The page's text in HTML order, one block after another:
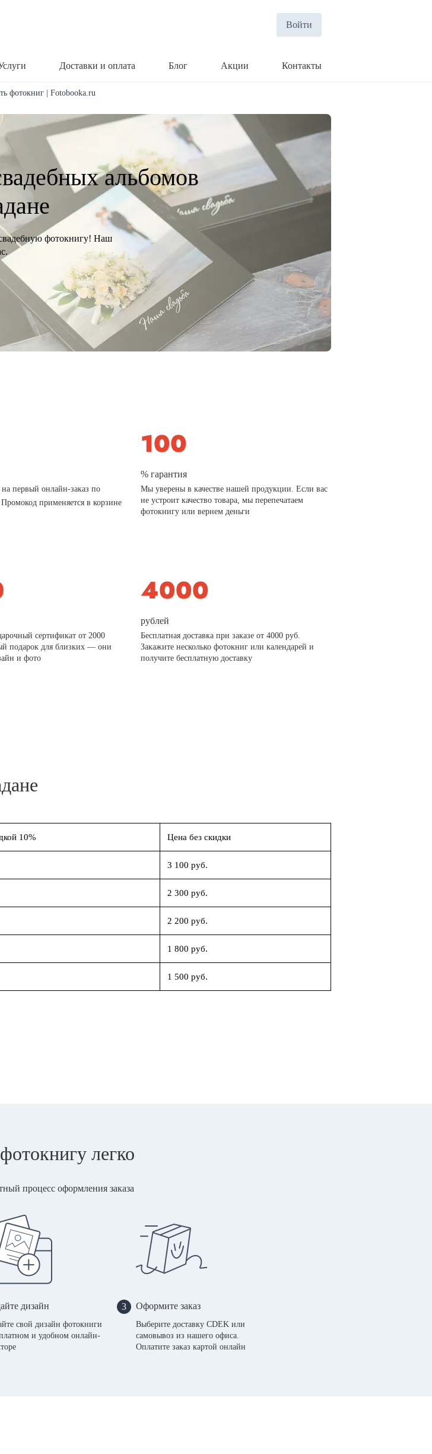
Войти
Доставки и оплата Блог Акции Контакты
фотокниг | Fotobooka.ru
альбомов
фотокнигу! Наш
первый онлайн-заказ по
. Промокод применяется в корзине
% гарантия
Мы уверены в качестве нашей продукции. Если вас
не устроит качество товара, мы перепечатаем
фотокнигу или вернем деньги
сертификат от 2000
подарок для близких — они
и фото
рублей
Бесплатная доставка при заказе от 4000 руб.
Закажите несколько фотокниг или календарей и
получите бесплатную доставку
10% Цена без скидки
3 100 руб.
2 300 руб.
2 200 руб.
1 800 руб.
1 500 руб.
легко
процесс оформления заказа
дизайн
свой дизайн фотокниги
и удобном онлайн-
3 Оформите заказ
Выберите доставку CDEK или
самовывоз из нашего офиса.
Оплатите заказ картой онлайн